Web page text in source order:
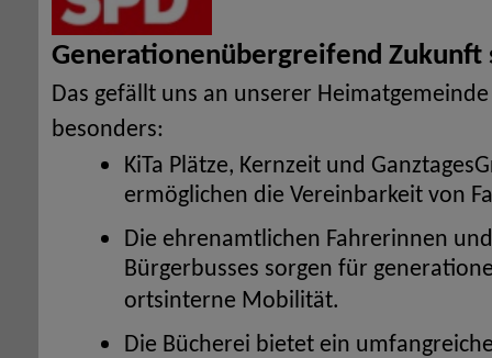
Generationenübergreifend Zukunft
Das gefällt uns an unserer
besonders:
KiTa Plätze, Kernzeit und
ermöglichen die Vereinbarkeit von
Die ehrenamtlichen Fahrerinnen
Bürgerbusses sorgen für
ortsinterne Mobilität.
Die Bücherei bietet ein